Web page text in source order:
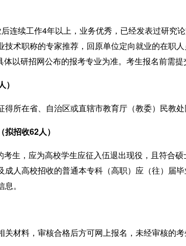
后连续工作4年以上，业务优秀，已经发表过研究
术职称的专家推荐，回原单位定向就业的在职
体以研招网公布的报考专业为准。考生报名前需提
人）
得所在省、自治区或直辖市教育厅（教委）民教处
拟招收62人 ）
考生，应为高校学生应征入伍退出现役，且符合硕
人高校招收的普通本专科（高职）应（往）届
。
关材料，审核合格后方可网上报名 ， 未经审核的考